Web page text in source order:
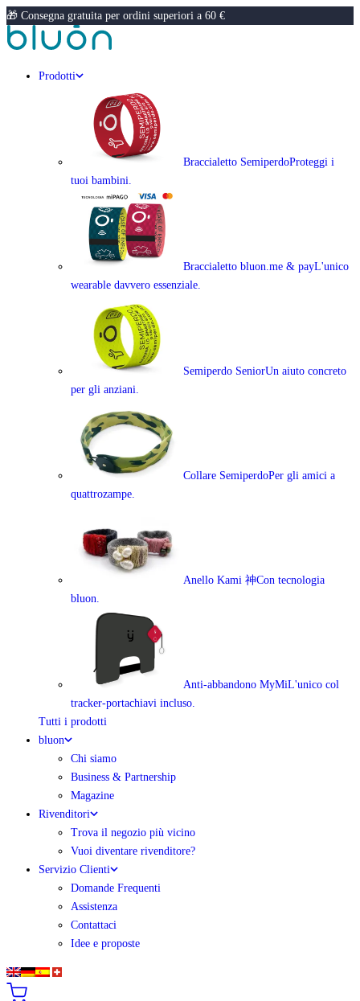
🎁 Consegna gratuita per ordini superiori a 60 €
Prodotti
Braccialetto SemiperdoProteggi i
tuoi bambini.
Braccialetto bluon.me & payL'unico
wearable davvero essenziale.
Semiperdo SeniorUn aiuto concreto
per gli anziani.
Collare SemiperdoPer gli amici a
quattrozampe.
Anello Kami 神Con tecnologia
bluon.
Anti-abbandono MyMiL'unico col
tracker-portachiavi incluso.
Tutti i prodotti
bluon
Chi siamo
Business & Partnership
Magazine
Rivenditori
Trova il negozio più vicino
Vuoi diventare rivenditore?
Servizio Clienti
Domande Frequenti
Assistenza
Contattaci
Idee e proposte